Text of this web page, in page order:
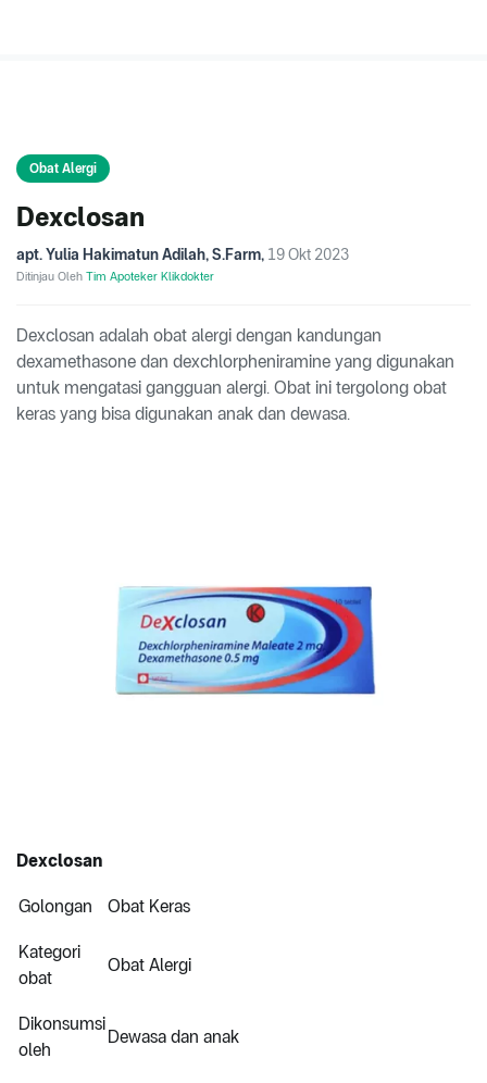
Obat Alergi
Dexclosan
apt. Yulia Hakimatun Adilah, S.Farm, 19 Okt 2023
Ditinjau Oleh Tim Apoteker Klikdokter
Dexclosan adalah obat alergi dengan kandungan
dexamethasone dan dexchlorpheniramine yang digunakan
untuk mengatasi gangguan alergi. Obat ini tergolong obat
keras yang bisa digunakan anak dan dewasa.
Dexclosan
Golongan Obat Keras
Kategori
obat
Obat Alergi
Dikonsumsi
oleh
Dewasa dan anak